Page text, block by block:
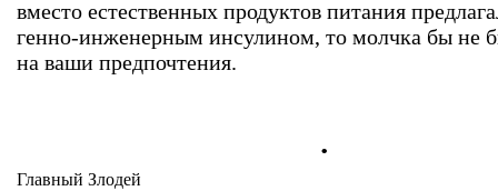
вместо естественных продуктов питания
генно-инженерным инсулином, то молчка бы не
на ваши предпочтения.
.
Главный Злодей